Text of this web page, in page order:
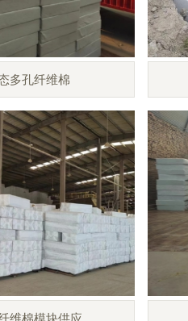
多孔纤维棉
维棉模块供应